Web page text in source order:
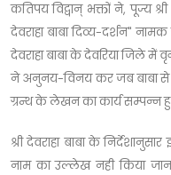
कतिपय विद्वान् भक्तों ने, पूज्य
देवराहा बाबा दिव्य-दर्शन"
देवराहा बाबा के देवरिया जिले में
ने अनुनय-विनय कर जब बाबा से
ग्रन्थ के लेखन का कार्य सम्पन्न
श्री देवराहा बाबा के
नाम का उल्लेख नही किया